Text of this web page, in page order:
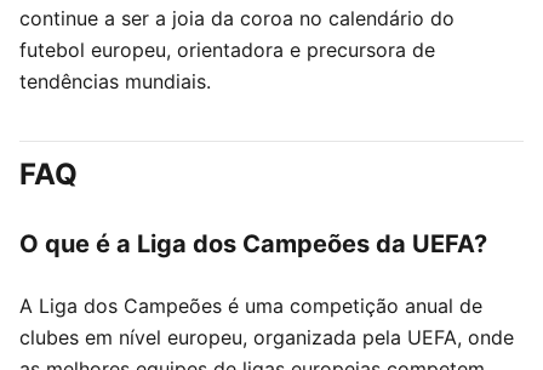
continue a ser a joia da coroa no calendário do
futebol europeu, orientadora e precursora de
tendências mundiais.
FAQ
O que é a Liga dos Campeões da UEFA?
A Liga dos Campeões é uma competição anual de
clubes em nível europeu, organizada pela UEFA, onde